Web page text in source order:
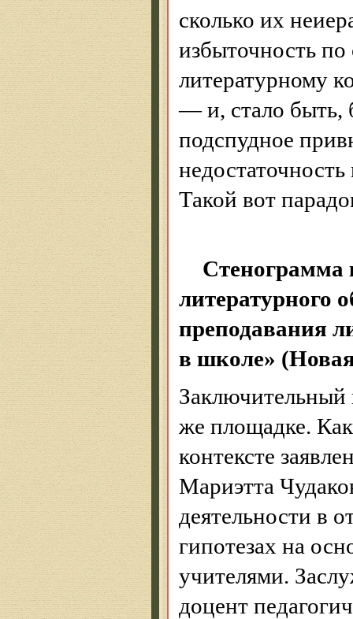
сколько их
избыточность
литературному
— и, стало быть,
подспудное
Такой вот
Стенограмма
литературного
преподавания
в школе»
Заключительный
же площадке.
контексте
Мариэтта
деятельности в
гипотезах на
учителями.
доцент